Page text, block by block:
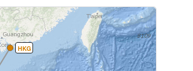
HKG